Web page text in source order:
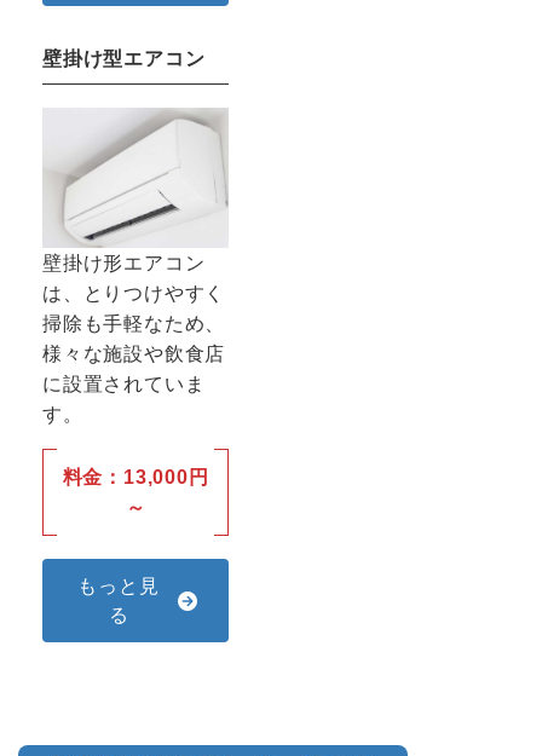
壁掛け型エアコン
壁掛け形エアコン
は、とりつけやすく
掃除も手軽なため、
様々な施設や飲食店
に設置されていま
す。
料金：13,000円
～
もっと見
る